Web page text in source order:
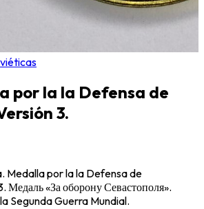
por la la Defensa de
3.
Medalla por la la Defensa de
«За оборону Севастополя».
Segunda Guerra Mundial.